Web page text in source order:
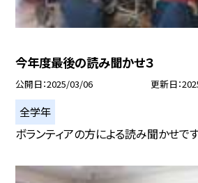
今年度最後の読み聞かせ３
公開日 2025/03/06 更新日
全学年
ボランティアの方による読み聞かせです